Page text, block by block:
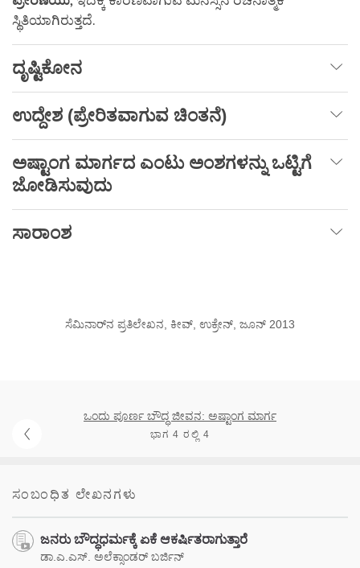
ಸ್ಥಿತಿಯಾಗಿರುತ್ತದೆ.
ದೃಷ್ಟಿಕೋನ
ಉದ್ದೇಶ (ಪ್ರೇರಿತವಾಗುವ ಚಿಂತನೆ)
ಅಷ್ಟಾಂಗ ಮಾರ್ಗದ ಎಂಟು ಅಂಶಗಳನ್ನು ಒಟ್ಟಿಗೆ
ಜೋಡಿಸುವುದು
ಸಾರಾಂಶ
ಸೆಮಿನಾರ್‌ನ ಪ್ರತಿಲೇಖನ, ಕೀವ್, ಉಕ್ರೇನ್, ಜೂನ್ 2013
ಒಂದು ಪೂರ್ಣ ಬೌದ್ಧ ಜೀವನ: ಅಷ್ಟಾಂಗ ಮಾರ್ಗ
ಭಾಗ 4 ರಲ್ಲಿ 4
ಸಂಬಂಧಿತ ಲೇಖನಗಳು
ಜನರು ಬೌದ್ಧಧರ್ಮಕ್ಕೆ ಏಕೆ ಆಕರ್ಷಿತರಾಗುತ್ತಾರೆ
ಡಾ.ಎ.ಎಸ್. ಅಲೆಕ್ಸಾಂಡರ್ ಬರ್ಜಿನ್